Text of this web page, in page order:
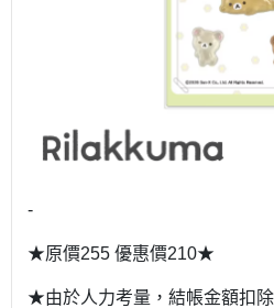
-
★原價255 優惠價210★
★由於人力考量，結帳金額扣